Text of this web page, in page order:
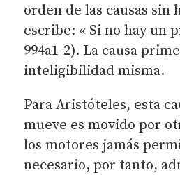
orden de las causas
escribe: « Si no hay un
994a1-2). La causa
inteligibilidad misma.
Para Aristóteles, esta
mueve es movido por
los motores jamás
necesario, por tanto,